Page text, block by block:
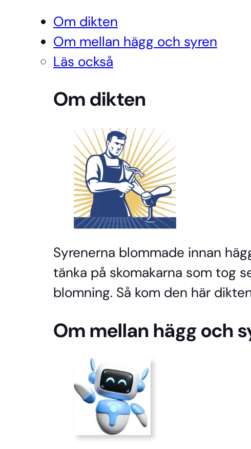
Om dikten
Om mellan hägg och syren
Läs också
Om dikten
Syrenerna blommade innan
tänka på skomakarna som tog
blomning. Så kom den här
Om mellan hägg och